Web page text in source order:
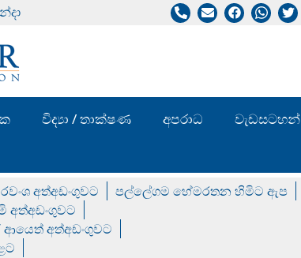
විද්‍යා / තාක්ෂණ අපරාධ
වැඩසටහන්
අත්අඩංගුවට
පල්ලේගම හේමරතන හිමිට ඇප
අත්අඩංගුවට
ආයෙත් අත්අඩංගුවට